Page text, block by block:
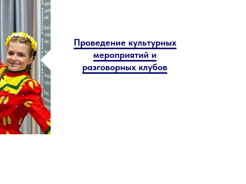
Проведение культурных
мероприятий и
разговорных клубов